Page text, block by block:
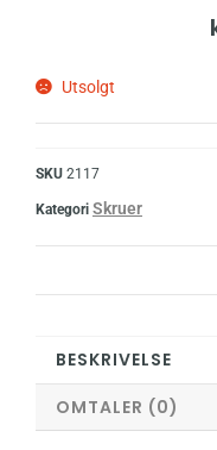
Utsolgt
SKU 2117
Kategori Skruer
BESKRIVELSE
OMTALER (0)